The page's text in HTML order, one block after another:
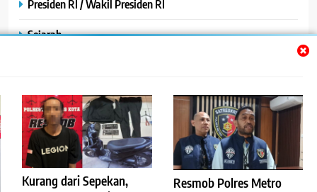
Kurang dari Sepekan,
Resmob Polres Metro
Presiden RI / Wakil Presiden RI
Sejarah
SPPG /MBG
TNI AU
TNI POLRI
Uncategorized